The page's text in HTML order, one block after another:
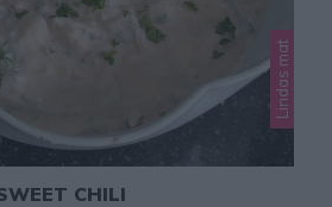
Lindas mat
CHILI